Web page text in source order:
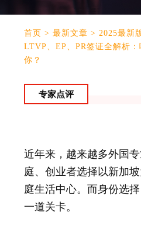
首页 >最新文章 > 2025最新
LTVP、EP、PR签证全解析
你？
专家点评
近年来，越来越多外国
庭、创业者选择以新加
庭生活中心。而身份选
一道关卡。